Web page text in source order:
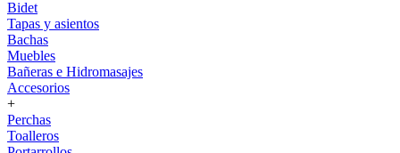
Bidet
Tapas y asientos
Bachas
Muebles
Bañeras e Hidromasajes
Accesorios
+
Perchas
Toalleros